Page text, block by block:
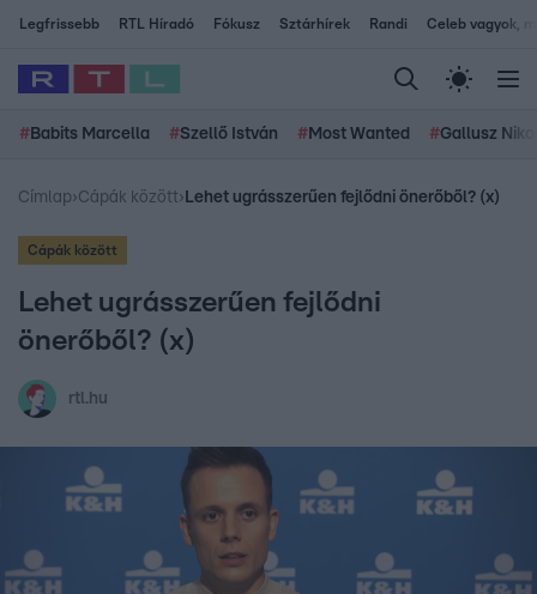
Legfrissebb RTL Híradó Fókusz Sztárhírek Randi Celeb vagyok,
# Babits Marcella #Szellő István # Most Wanted #Gallusz
Címlap›Cápák között› Lehet ugrásszerűen fejlődni önerőből? (x)
Cápák között
Lehet ugrásszerűen fejlődni
önerőből? (x)
rtl.hu